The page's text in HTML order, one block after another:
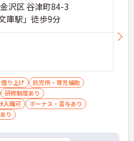
援を活用して介護
けます】
ネジメント研修を
います
を高められ将来
を目指せます
で介護福祉士とし
られておりワーク
きます
沢区 谷津町84-3
庫駅」徒歩9分
り上げ
託児所・育児補助
研修制度あり
入職可
ボーナス・賞与あり
り